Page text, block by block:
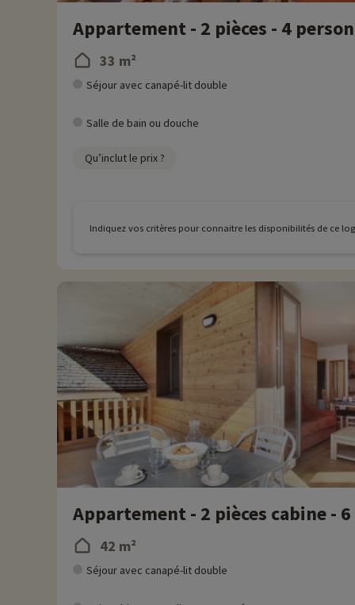
Appartement - 2 pièces - 4
33 m²
Séjour avec canapé-lit double
Salle de bain ou douche
Qu’inclut le prix ?
Indiquez vos critères pour connaitre les disponibilités de ce
Appartement - 2 pièces cabine -
42 m²
Séjour avec canapé-lit double